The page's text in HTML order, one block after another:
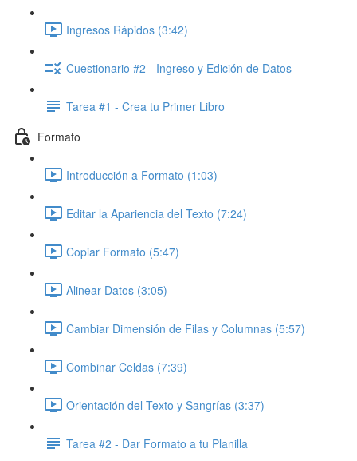
Ingresos Rápidos (3:42)
Cuestionario #2 - Ingreso y Edición de Datos
Tarea #1 - Crea tu Primer Libro
Formato
Introducción a Formato (1:03)
Editar la Apariencia del Texto (7:24)
Copiar Formato (5:47)
Alinear Datos (3:05)
Cambiar Dimensión de Filas y Columnas (5:57)
Combinar Celdas (7:39)
Orientación del Texto y Sangrías (3:37)
Tarea #2 - Dar Formato a tu Planilla